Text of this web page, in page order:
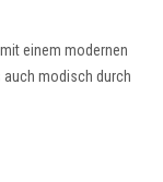
einem modernen
modisch durch